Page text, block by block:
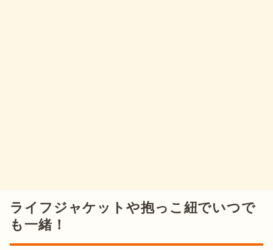
ライフジャケットや抱っこ紐でいつで
も一緒！